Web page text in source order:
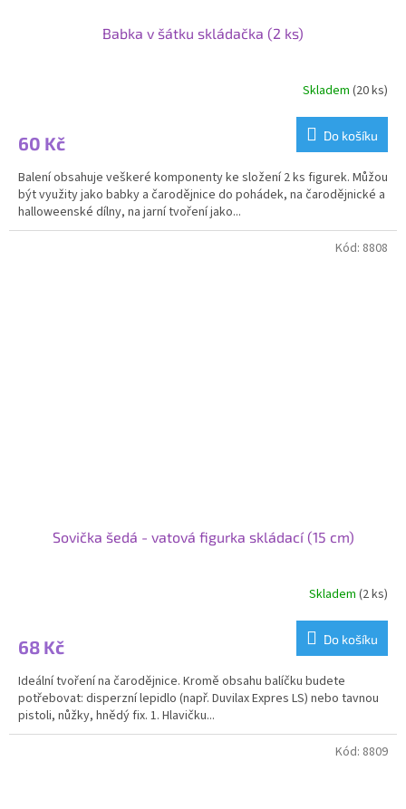
Babka v šátku skládačka (2 ks)
Skladem (20 ks)
60 Kč Do košíku
Balení obsahuje veškeré komponenty ke složení 2 ks figurek. Můžou
být využity jako babky a čarodějnice do pohádek, na čarodějnické a
halloweenské dílny, na jarní tvoření jako...
Sovička šedá - vatová figurka skládací (15 cm)
Skladem (2 ks)
68 Kč Do košíku
Ideální tvoření na čarodějnice. Kromě obsahu balíčku budete
potřebovat: disperzní lepidlo (např. Duvilax Expres LS) nebo tavnou
pistoli, nůžky, hnědý fix. 1. Hlavičku...
Kód: 8808
Kód: 8809